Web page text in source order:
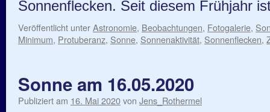
Sonnenflecken. Seit diesem Frühjahr
Veröffentlicht unterAstronomie, Beobachtungen, Fotogalerie,
Minimum, Protuberanz, Sonne, Sonnenaktivität, Sonnenflecken,
Sonne am 16.05.2020
Publiziert am 16. Mai 2020von Jens_Rothermel